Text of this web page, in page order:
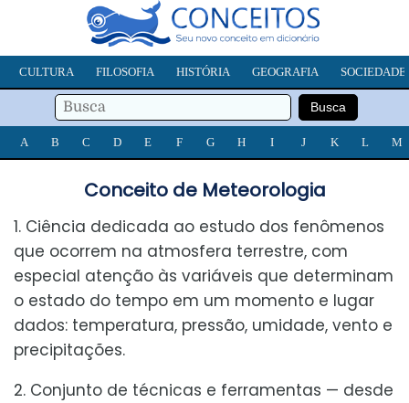
CULTURA FILOSOFIA HISTÓRIA GEOGRAFIA SOCIEDADE
A B C D E F G H I J K L M
Conceito de Meteorologia
1. Ciência dedicada ao estudo dos fenômenos
que ocorrem na atmosfera terrestre, com
especial atenção às variáveis que determinam
o estado do tempo em um momento e lugar
dados: temperatura, pressão, umidade, vento e
precipitações.
2. Conjunto de técnicas e ferramentas — desde